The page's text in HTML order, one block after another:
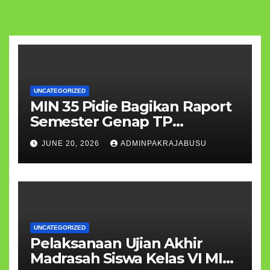
UNCATEGORIZED
MIN 35 Pidie Bagikan Raport
Semester Genap TP
2025/2026, Apresiasi Prestasi
Siswa
JUNE 20, 2026 ADMINPAKRAJABUSU
UNCATEGORIZED
Pelaksanaan Ujian Akhir
Madrasah Siswa Kelas VI MIN